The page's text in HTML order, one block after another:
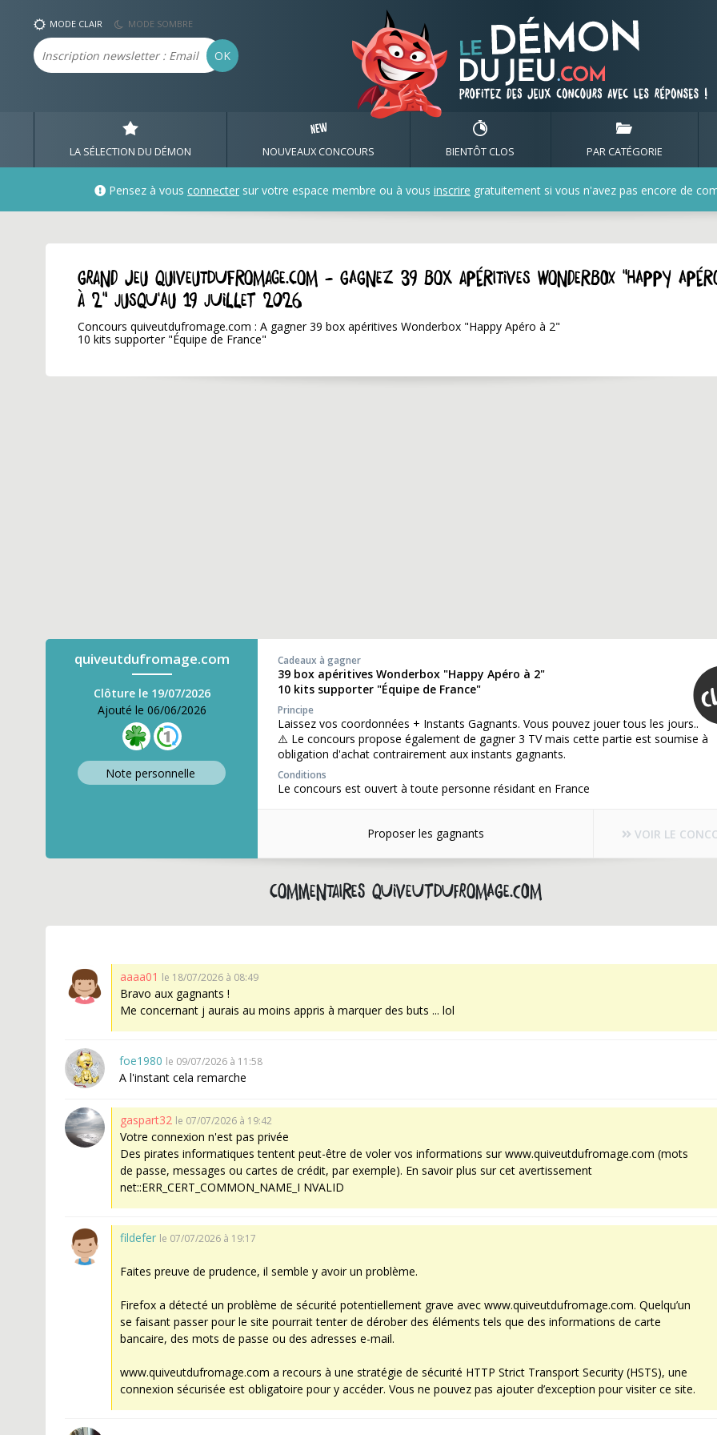
MODE CLAIR MODE SOMBRE
Email OK
LA SÉLECTION DU DÉMON NOUVEAUX CONCOURS BIENTÔT CLOS PAR CATÉGORIE
Pensez à vous connecter sur votre espace membre ou à vous inscrire gratuitement si vous n'avez pas encore de
GRAND JEU quiveutdufromage.com - Gagnez 39 box apéritives Wonderbox "Happy
à 2" jusqu'au 19 juillet 2026
Concours quiveutdufromage.com : A gagner 39 box apéritives Wonderbox "Happy Apéro à 2"
10 kits supporter "Équipe de France"
quiveutdufromage.com
Clôture le 19/07/2026
Ajouté le 06/06/2026
Note personnelle
Cadeaux à gagner
39 box apéritives Wonderbox "Happy Apéro à 2"
10 kits supporter "Équipe de France"
Principe
Laissez vos coordonnées + Instants Gagnants. Vous pouvez jouer tous les jours..
⚠️ Le concours propose également de gagner 3 TV mais cette partie est soumise à
obligation d'achat contrairement aux instants gagnants.
Conditions
Le concours est ouvert à toute personne résidant en France
Proposer les gagnants VOIR LE
Commentaires quiveutdufromage.com
aaaa01 le 18/07/2026 à 08:49
Bravo aux gagnants !
Me concernant j aurais au moins appris à marquer des buts ... lol
foe1980 le 09/07/2026 à 11:58
A l'instant cela remarche
gaspart32 le 07/07/2026 à 19:42
Votre connexion n'est pas privée
Des pirates informatiques tentent peut-être de voler vos informations sur www.quiveutdufromage.com (mots
de passe, messages ou cartes de crédit, par exemple). En savoir plus sur cet avertissement
net::ERR_CERT_COMMON_NAME_I NVALID
fildefer le 07/07/2026 à 19:17
Faites preuve de prudence, il semble y avoir un problème.
Firefox a détecté un problème de sécurité potentiellement grave avec www.quiveutdufromage.com. Quelqu’un
se faisant passer pour le site pourrait tenter de dérober des éléments tels que des informations de carte
bancaire, des mots de passe ou des adresses e-mail.
www.quiveutdufromage.com a recours à une stratégie de sécurité HTTP Strict Transport Security (HSTS), une
connexion sécurisée est obligatoire pour y accéder. Vous ne pouvez pas ajouter d’exception pour visiter ce site.